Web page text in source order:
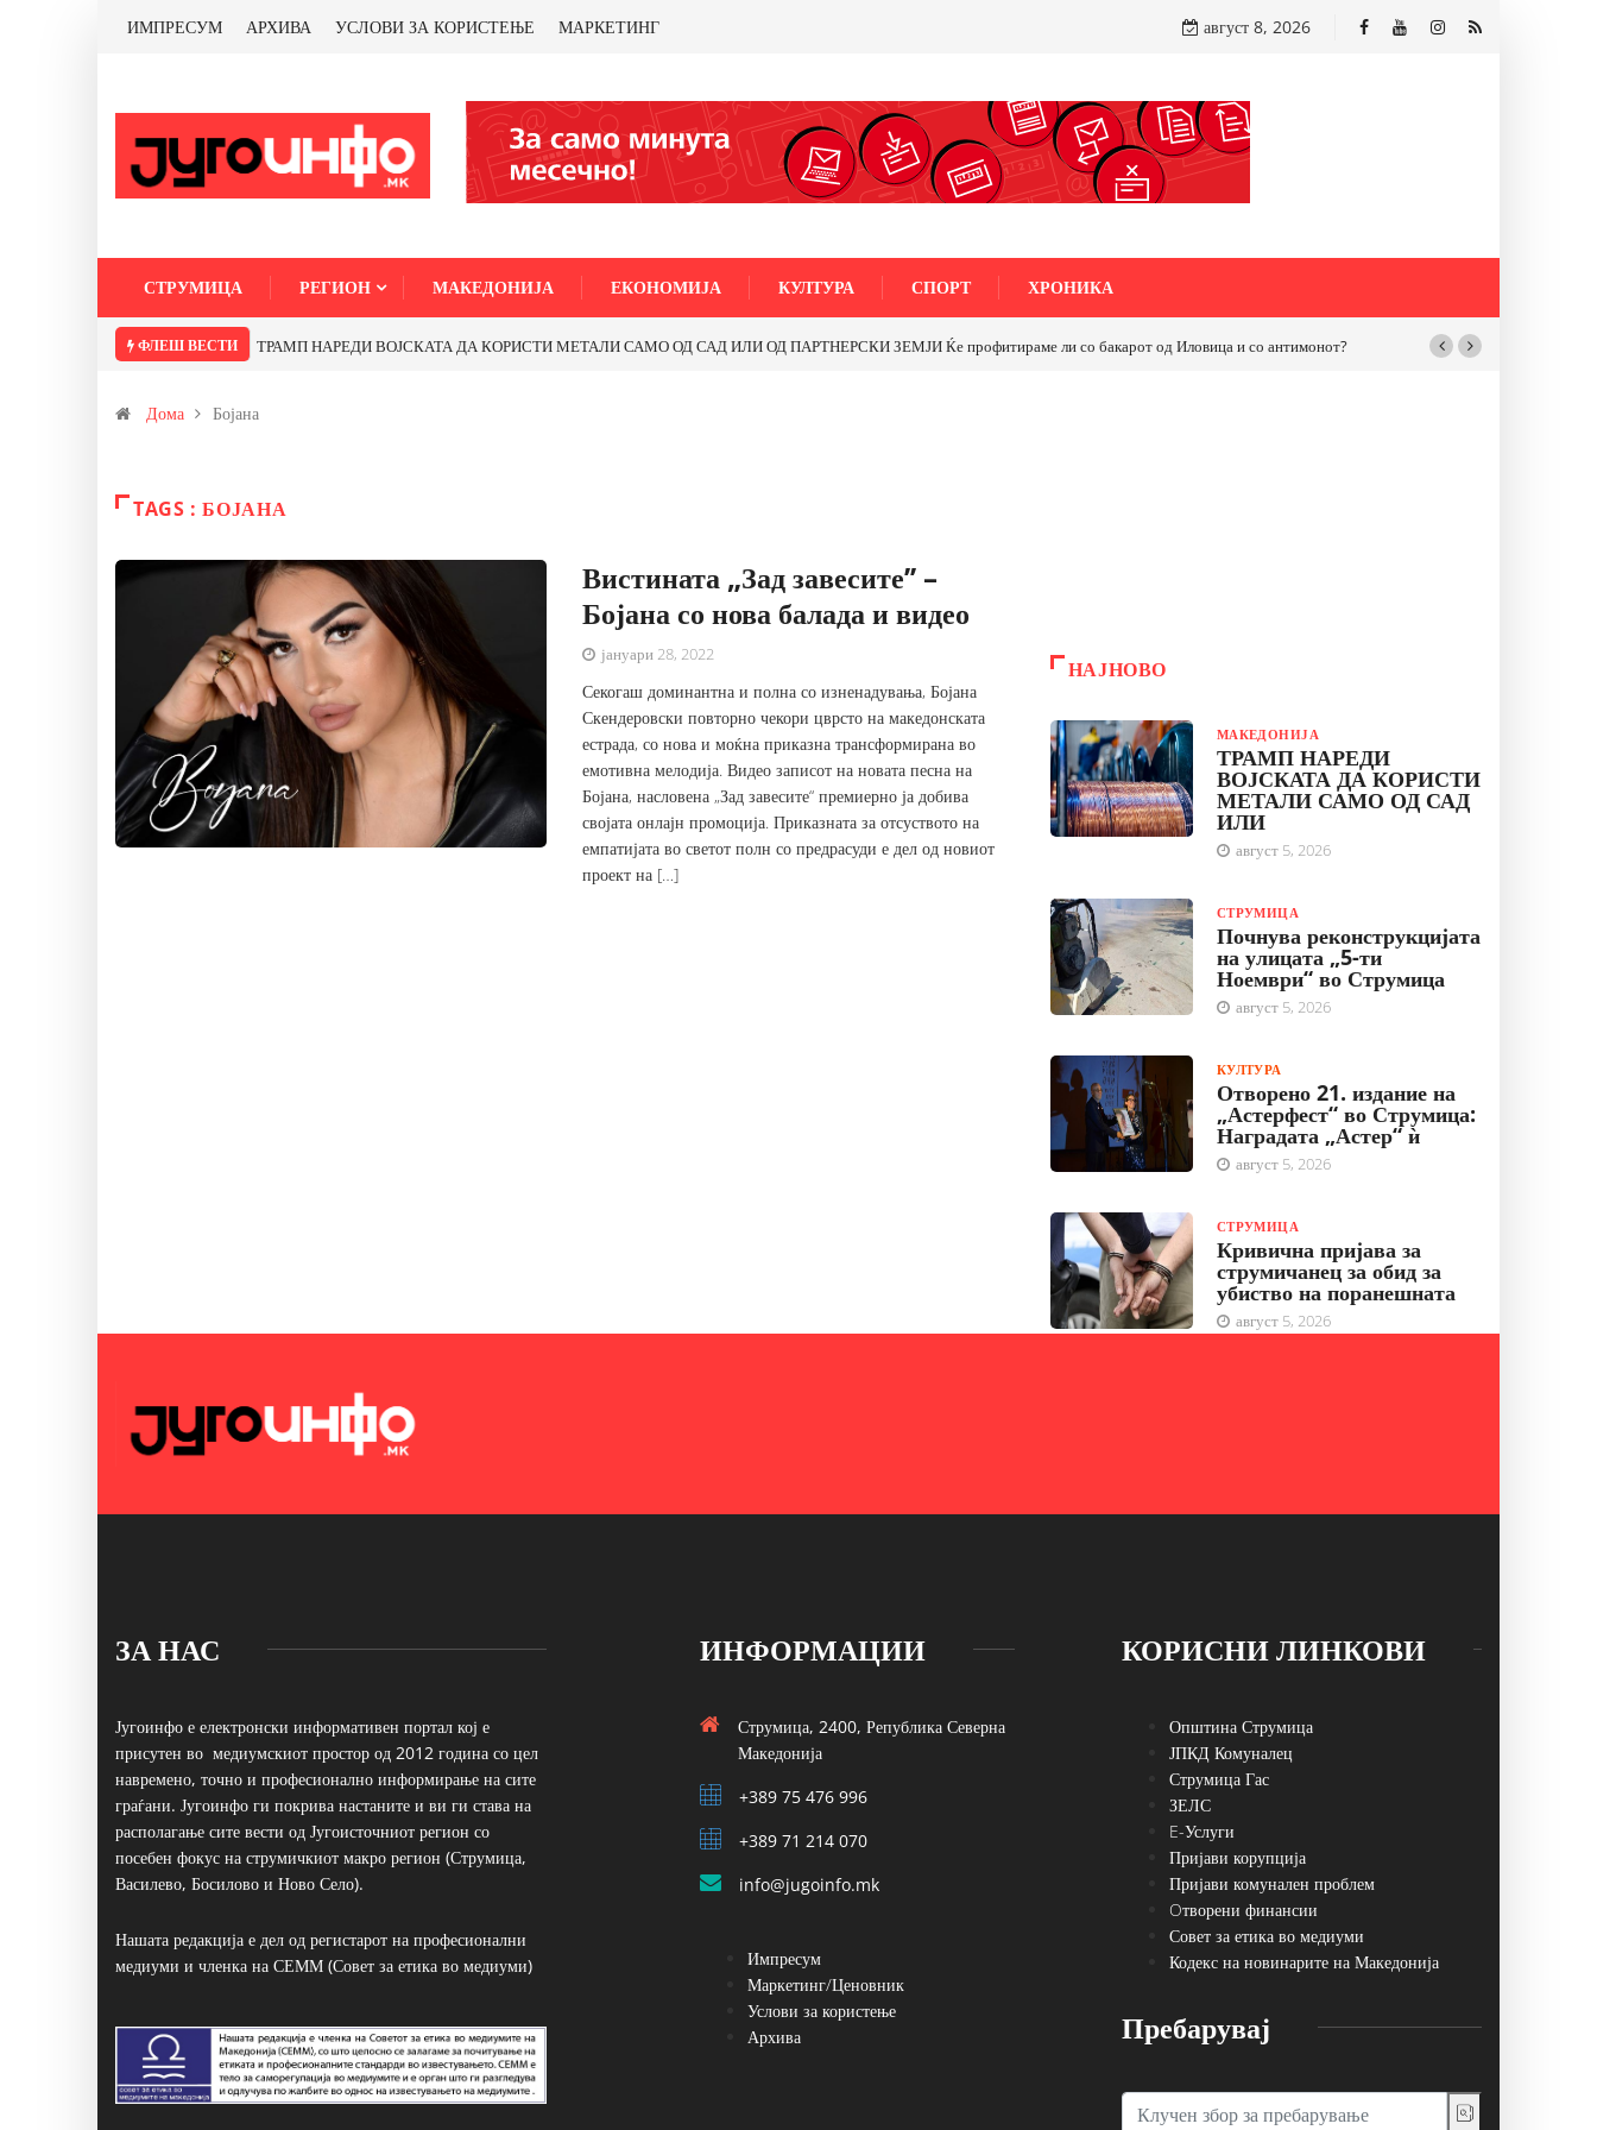
ИМПРЕСУМ АРХИВА УСЛОВИ ЗА КОРИСТЕЊЕ МАРКЕТИНГ август 8, 2026
СТРУМИЦА РЕГИОН МАКЕДОНИЈА ЕКОНОМИЈА КУЛТУРА СПОРТ ХРОНИКА
ФЛЕШ ВЕСТИ ТРАМП НАРЕДИ ВОЈСКАТА ДА КОРИСТИ МЕТАЛИ САМО ОД САД ИЛИ ОД ПАРТНЕРСКИ ЗЕМЈИ Ќе профитираме ли со бакарот од Иловица и со антимонот?
Дома Бојана
TAGS : БОЈАНА
Вистината „Зад завесите’’ –
Бојана со нова балада и видео
јануари 28, 2022
Секогаш доминантна и полна со изненадувања, Бојана
Скендеровски повторно чекори цврсто на македонската
естрада, со нова и моќна приказна трансформирана во
емотивна мелодија. Видео записот на новата песна на
Бојана, насловена „Зад завесите“ премиерно ја добива
својата онлајн промоција. Приказната за отсуството на
емпатијата во светот полн со предрасуди е дел од новиот
проект на […]
НАЈНОВО
МАКЕДОНИЈА
ТРАМП НАРЕДИ
ВОЈСКАТА ДА КОРИСТИ
МЕТАЛИ САМО ОД САД
ИЛИ
август 5, 2026
СТРУМИЦА
Почнува реконструкцијата
на улицата „5-ти
Ноември“ во Струмица
август 5, 2026
КУЛТУРА
Отворено 21. издание на
„Астерфест“ во Струмица:
Наградата „Астер“ ѝ
август 5, 2026
СТРУМИЦА
Кривична пријава за
струмичанец за обид за
убиство на поранешната
август 5, 2026
ЗА НАС
Југоинфо е електронски информативен портал кој е
присутен во медиумскиот простор од 2012 година со цел
навремено, точно и професионално информирање на сите
граѓани. Југоинфо ги покрива настаните и ви ги става на
располагање сите вести од Југоисточниот регион со
посебен фокус на струмичкиот макро регион (Струмица,
Василево, Босилово и Ново Село).
Нашата редакција е дел од регистарот на професионални
медиуми и членка на СЕММ (Совет за етика во медиуми)
ИНФОРМАЦИИ
Струмица, 2400, Република Северна
Македонија
+389 75 476 996
+389 71 214 070
info@jugoinfo.mk
Импресум
Маркетинг/Ценовник
Услови за користење
Архива
КОРИСНИ ЛИНКОВИ
Општина Струмица
ЈПКД Комуналец
Струмица Гас
ЗЕЛС
E-Услуги
Пријави корупција
Пријави комунален проблем
Oтворени финансии
Совет за етика во медиуми
Кодекс на новинарите на Македонија
Пребарувај